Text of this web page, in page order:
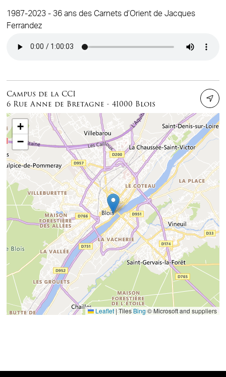
1987-2023 - 36 ans des Carnets d’Orient de Jacques
Ferrandez
Campus de la CCI
6 Rue Anne de Bretagne - 41000 Blois
+
−
Leaflet|TilesBing© Microsoft and suppliers